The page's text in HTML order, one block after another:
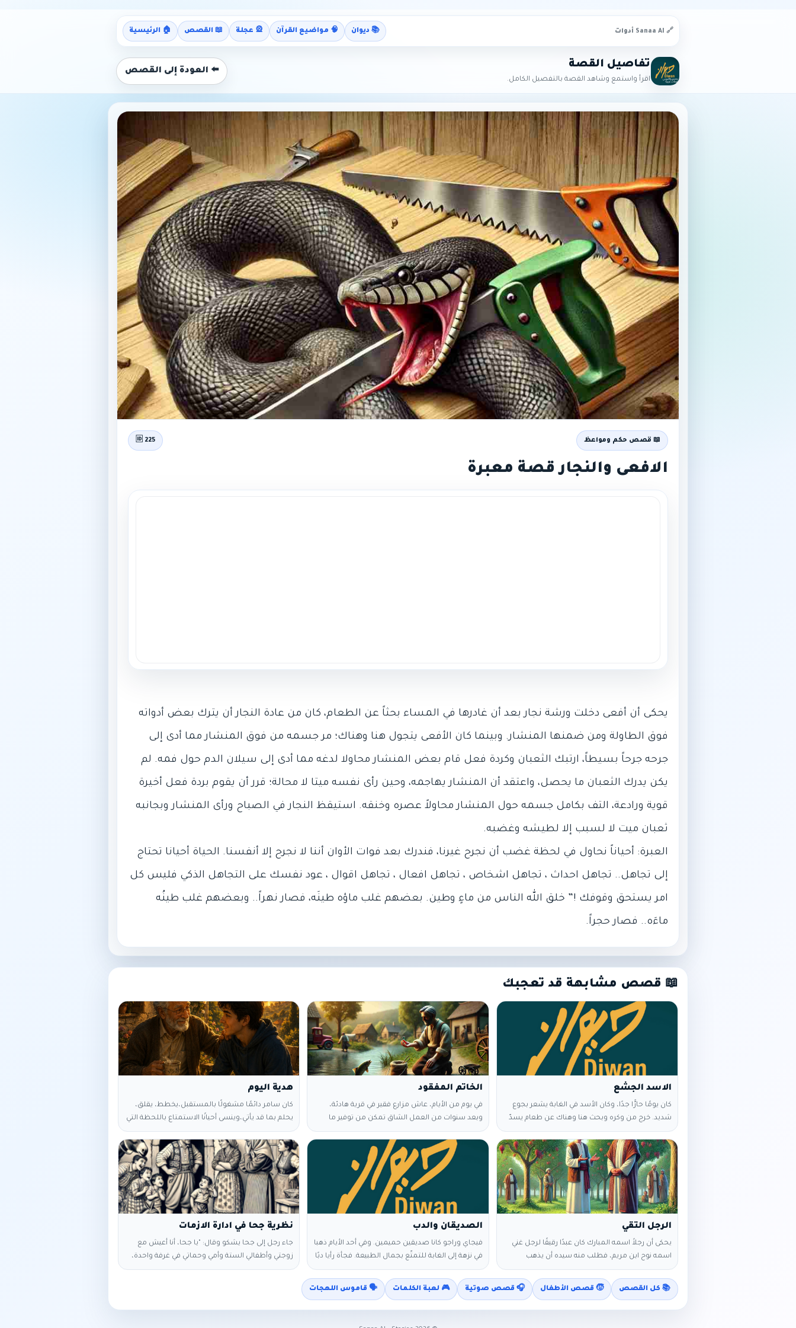
🔗 Sanaa AI أدوات 📚 ديوان 🧠 مواضيع القرآن 🎡 عجلة 📖 القصص 🏠 الرئيسية
تفاصيل القصة
اقرأ واستمع وشاهد القصة بالتفصيل الكامل.
⬅️ العودة إلى القصص
📖 قصص حكم ومواعظ 🆔 225
الافعى والنجار قصة معبرة
يحكى أن أفعى دخلت ورشة نجار بعد أن غادرها في المساء بحثاً عن الطعام، كان من عادة النجار أن يترك بعض أدواته
فوق الطاولة ومن ضمنها المنشار. وبينما كان الأفعى يتجول هنا وهناك؛ مر جسمه من فوق المنشار مما أدى إلى
جرحه جرحاً بسيطاً، ارتبك الثعبان وكردة فعل قام بعض المنشار محاولا لدغه مما أدى إلى سيلان الدم حول فمه. لم
يكن يدرك الثعبان ما يحصل، واعتقد أن المنشار يهاجمه، وحين رأى نفسه ميتا لا محالة؛ قرر أن يقوم بردة فعل أخيرة
قوية ورادعة، التف بكامل جسمه حول المنشار محاولاً عصره وخنقه. استيقظ النجار في الصباح ورأى المنشار وبجانبه
العبرة: أحياناً نحاول في لحظة غضب أن نجرح غيرنا، فندرك بعد فوات الأوان أننا لا نجرح إلا أنفسنا. الحياة أحيانا تحتاج
إلى تجاهل.. تجاهل احداث ، تجاهل اشخاص ، تجاهل افعال ، تجاهل اقوال ، عود نفسك على التجاهل الذكي فليس كل
امر يستحق وقوفك !” خلق الله الناس من ماءٍ وطين. بعضهم غلب ماؤه طينَه، فصار نهراً.. وبعضهم غلب طينُه
ماءَه.. فصار حجراً.
📖 قصص مشابهة قد تعجبك
الاسد الجشع
كان يومًا حارًّا جدًا، وكان الأسد في الغابة يشعر بجوع
شديد. خرج من وكره وبحث هنا وهناك عن طعام يسدّ
به جوعه. فلم يجد سوى أرنب صغير… قبض عليه، وفكّر
مع نفسه قائلاً: - "هذا الأرنب لن يملأ معدتي". وفي
حينها لمح غزالاً مرّ على مقربة منه، فأصابه الجشع،
وفكّر مجدّدًا: - "بدلا من هذا الأرنب النحيل، سأمسك
بالغزال وأتناول
الخاتم المفقود
في يوم من الأيام، عاش مزارع فقير في قرية هادئة،
وبعد سنوات من العمل الشاق تمكن من توفير ما
يكفي لشراء خاتم بسيط كهدية لابنته بمناسبة زفافها.
لم يكن الخاتم باهظ الثمن، لكنه كان رمزًا لحبه وتعبه
وأحلامه بسعادتها. في مساء أحد الأيام، بينما كان
يسير على ضفاف النهر في طريقه إلى المنزل، انزلق
الخاتم من جيبه وسقط في الماء. بحث
هدية اليوم
كان سامر دائمًا مشغولًا بالمستقبل، يخطط، يقلق،
يحلم بما قد يأتي، وينسى أحيانًا الاستمتاع باللحظة التي
يعيشها الآن. في يومٍ من الأيام، زار جدّه، الذي كان يقيم
وحده في بيت صغير. جلس سامر بجانبه، يتصفح هاتفه،
مشغولًا بأعماله. نظر إليه الجد وقال بهدوء: «سامر،
هل تعرف ما أغلى شيء أملكه الآن؟» قال سامر:
«الوقت، أليس كذلك؟» ابتسم الجد، وقال: «نعم،
الوقت… لكن ليس كل الوقت. أغلى لحظة هي هذه
اللحظة
الرجل التقي
يحكى أن رجلاً اسمه المبارك كان عبدًا رقيقًا لرجل غني
اسمه نوح ابن مريم، فطلب منه سيده أن يذهب
ليحرس البساتين التي يملكها فذهب. وبعد عدة شهور
ذهب نوح ليتفقد أحوال البساتين ومعه مجموعة من
أصحابه. فقال للمبارك: ائتني برمان حلو وعنب حلو،
فقطف له رمانات ثم قدمها إليهم، فإذا هي حامضة
الصديقان والدب
فيجاي وراجو كانا صديقين حميمين. وفي أحد الأيام ذهبا
في نزهة إلى الغابة للتمتّع بجمال الطبيعة. فجأة رأيا دبًا
كبيرًا يتقدّم منهما، ففزعا وانتابهما الخوف الشديد. كان
راجو بارعًا في تسّلق الأشجار، فسارع على الفور إلى أقرب
شجرة إليه وتسلّقها غير مبالٍ بصديقه الذي لم يكن
يحسن التسلّق إطلاقًا. أمّا فيجاي، ففكّر قليلاً، وتذكّر
نظرية جحا في ادارة الازمات
جاء رجل إلى جحا يشكو وقال: "يا جحا، أنا أعيش مع
زوجتي وأطفالي الستة وأمي وحماتي في غرفة واحدة،
ماذا أفعل؟" قال له جحا: "اذهب واشترِ حمارًا وأسكنه
"اشترِ خروفًا وضعه معكم في الغرفة، وتعال بعد
📚 كل القصص 🧒 قصص الأطفال 🎧 قصص صوتية 🎮 لعبة الكلمات 🗣️ قاموس اللهجات